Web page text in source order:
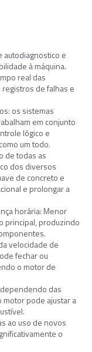
autodiagnostico e
à máquina.
real das
de falhas e
os sistemas
em conjunto
lógico e
um todo.
de todas as
dos diversos
de concreto e
e prolongar a
horária: Menor
principal, produzindo
velocidade de
fechar ou
o motor de
das
pode ajustar a
ao uso de novos
o